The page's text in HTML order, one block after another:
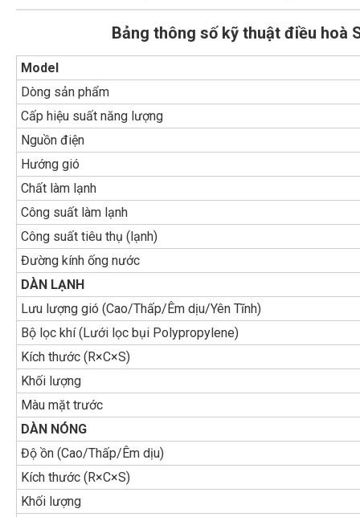
Bảng thông số kỹ thuật điều hoà
Model
Dòng sản phẩm
Cấp hiệu suất năng lượng
Nguồn điện
Hướng gió
Chất làm lạnh
Công suất làm lạnh
Công suất tiêu thụ (lạnh)
Đường kính ống nước
DÀN LẠNH
Lưu lượng gió (Cao/Thấp/Êm dịu/Yên Tĩnh)
Bộ lọc khí (Lưới lọc bụi Polypropylene)
Kích thước (R×C×S)
Khối lượng
Màu mặt trước
DÀN NÓNG
Độ ồn (Cao/Thấp/Êm dịu)
Kích thước (R×C×S)
Khối lượng